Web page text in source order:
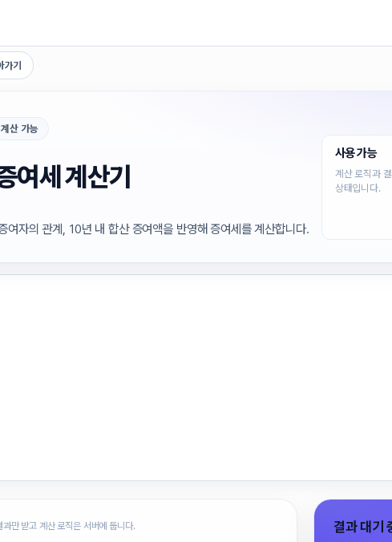
기
계산 가능
여세 계산기
여자의 관계, 10년 내 합산 증여액을 반영해 증여세를 계산합니다.
사용 가능
계산 로직과
상태입니다.
과만 받고 계산 로직은 서버에 둡니다. 결과 대기